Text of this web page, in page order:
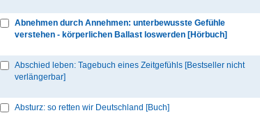
Abnehmen durch Annehmen: unterbewusste Gefühle
verstehen - körperlichen Ballast loswerden [Hörbuch]
Abschied leben: Tagebuch eines Zeitgefühls [Bestseller nicht
verlängerbar]
Absturz: so retten wir Deutschland [Buch]